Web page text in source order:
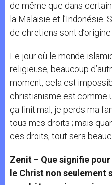
de même que dans
la Malaisie et l’Indonésie.
de chrétiens sont d’origine
Le jour où le monde
religieuse, beaucoup
moment, cela est
christianisme est comme
ça finit mal, je perds ma
tous mes droits ; mais
ces droits, tout sera
Zenit – Que signifie
le Christ non seulement